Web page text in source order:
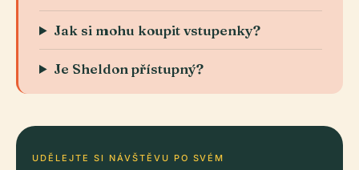
Jak si mohu koupit vstupenky?
Je Sheldon přístupný?
UDĚLEJTE SI NÁVŠTĚVU PO SVÉM